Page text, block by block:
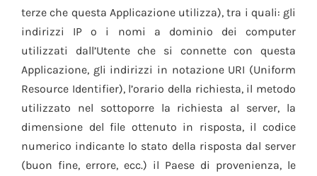
terze che questa Applicazione utilizza), tra i quali: gli
indirizzi IP o i nomi a dominio dei computer
utilizzati dall’Utente che si connette con questa
Applicazione, gli indirizzi in notazione URI (Uniform
Resource Identifier), l’orario della richiesta, il metodo
utilizzato nel sottoporre la richiesta al server, la
dimensione del file ottenuto in risposta, il codice
numerico indicante lo stato della risposta dal server
(buon fine, errore, ecc.) il Paese di provenienza, le